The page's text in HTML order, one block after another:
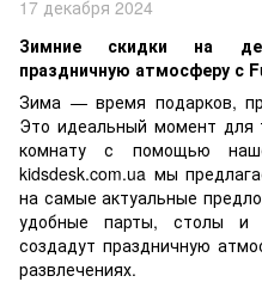
17 декабря 2024
Зимние скидки на
праздничную атмосферу с
Зима — время подарков,
Это идеальный момент для
комнату с помощью
kidsdesk.com.ua мы
на самые актуальные
удобные парты, столы и
создадут праздничную
развлечениях.